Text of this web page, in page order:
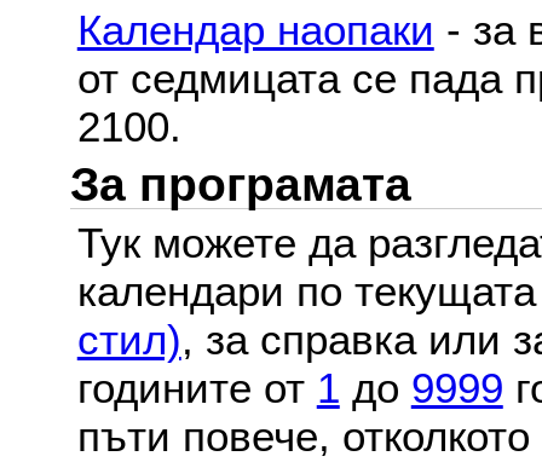
Календар наопаки - за
от седмицата се пада
2100.
За програмата
Тук можете да
календари по
стил), за справка или
годините от 1 до 9999
пъти повече,